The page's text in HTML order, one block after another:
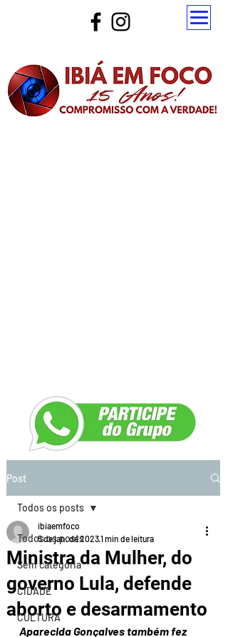
Post
Todos os posts
Sem categoria
CIDADE
CULTURA
Todos os posts
Ministra da Mulher, do
governo Lula, defende
aborto e desarmamento
ibiaemfoco
5 de jan. de 20231 min de leitura
Aparecida Gonçalves também fez